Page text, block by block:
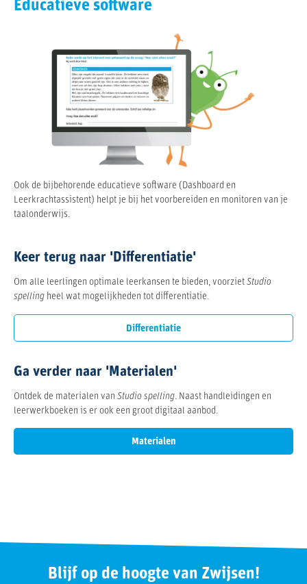
Educatieve software
Ook de bijbehorende educatieve software (Dashboard en
Leerkrachtassistent) helpt je bij het voorbereiden en monitoren van je
taalonderwijs.
Keer terug naar 'Differentiatie'
Om alle leerlingen optimale leerkansen te bieden, voorziet Studio
spelling heel wat mogelijkheden tot differentiatie.
Differentiatie
Ga verder naar 'Materialen'
Ontdek de materialen van Studio spelling. Naast handleidingen en
leerwerkboeken is er ook een groot digitaal aanbod.
Materialen
Blijf op de hoogte van Zwijsen!